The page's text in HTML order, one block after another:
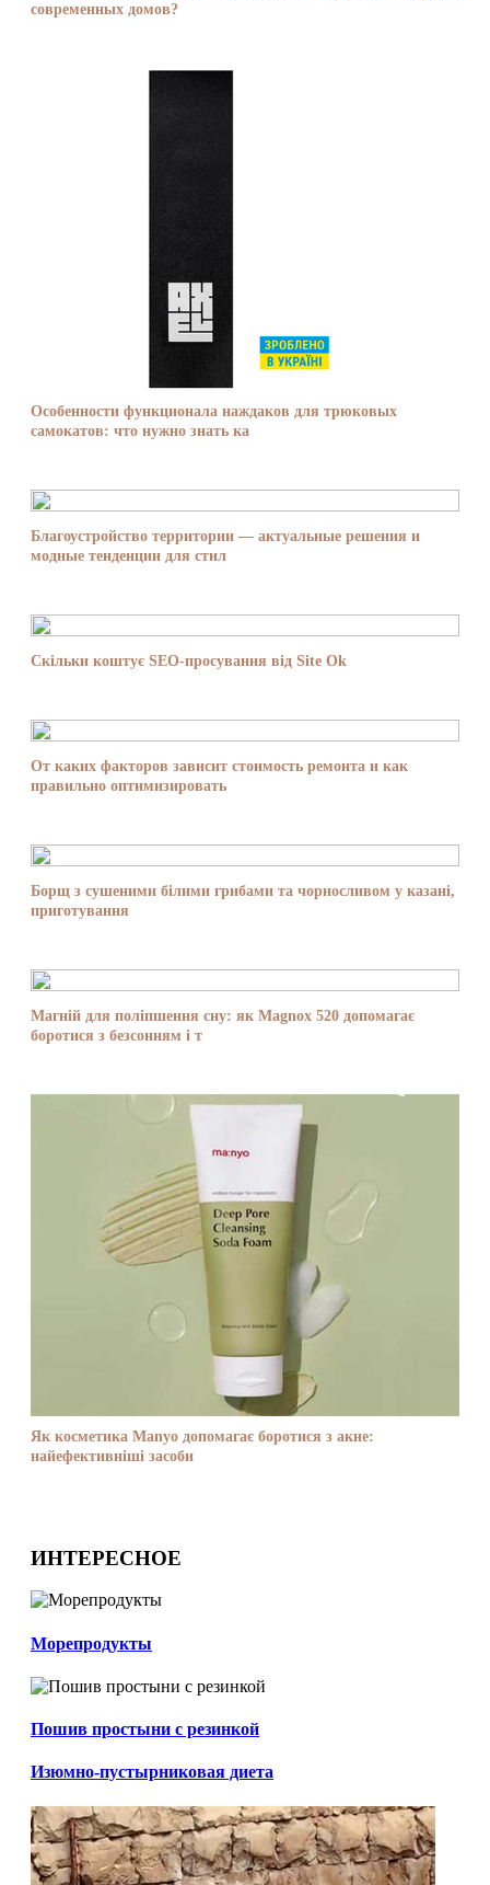
современных домов?
Особенности функционала наждаков для трюковых
самокатов: что нужно знать ка
Благоустройство территории — актуальные решения и
модные тенденции для стил
Скільки коштує SEO-просування від Site Ok
От каких факторов зависит стоимость ремонта и как
правильно оптимизировать
Борщ з сушеними білими грибами та чорносливом у казані,
приготування
Магній для поліпшення сну: як Magnox 520 допомагає
боротися з безсонням і т
Як косметика Manyo допомагає боротися з акне:
найефективніші засоби
ИНТЕРЕСНОЕ
Морепродукты
Пошив простыни с резинкой
Изюмно-пустырниковая диета